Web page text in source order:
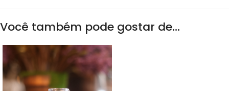
Você também pode gostar de…